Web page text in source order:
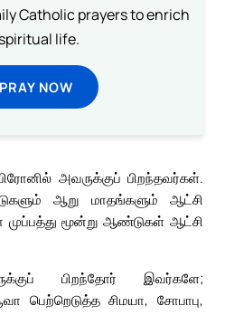
Catholic prayers to enrich
life.
PRAY NOW
அவருக்குப் பிறந்தவர்கள்.
ஆறு மாதங்களும் ஆட்சி
முப்பத்து மூன்று ஆண்டுகள் ஆட்சி
பிறந்தோர் இவர்களே;
பெற்றெடுத்த சிமயா, சோபாபு,